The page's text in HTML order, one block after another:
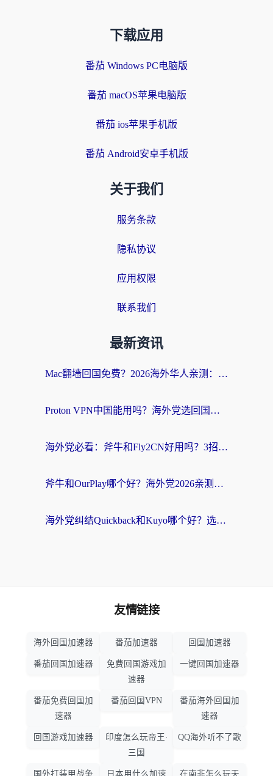
下载应用
番茄 Windows PC电脑版
番茄 macOS苹果电脑版
番茄 ios苹果手机版
番茄 Android安卓手机版
关于我们
服务条款
隐私协议
应用权限
联系我们
最新资讯
Mac翻墙回国免费？2026海外华人亲测：从CCTV5直播到国内APP，这样选加速器才靠谱
Proton VPN中国能用吗？海外党选回国加速器的避坑指南（附番茄加速器实测）
海外党必看：斧牛和Fly2CN好用吗？3招教你选对回国加速器（附免费试用攻略）
斧牛和OurPlay哪个好？海外党2026亲测：选对加速器，国内资源秒加载
海外党纠结Quickback和Kuyo哪个好？选对回国加速器才能无缝刷国内资源
友情链接
海外回国加速器 番茄加速器 回国加速器
番茄回国加速器
免费回国游戏加
速器
一键回国加速器
番茄免费回国加
速器
番茄回国VPN
番茄海外回国加
速器
回国游戏加速器
印度怎么玩帝王·
三国
QQ海外听不了歌
国外打装甲战争 日本用什么加速 在南非怎么玩天